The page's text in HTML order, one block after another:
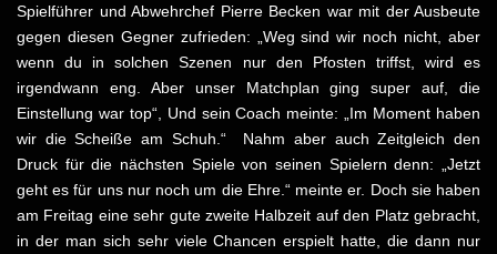
Spielführer und Abwehrchef Pierre Becken war mit der Ausbeute
gegen diesen Gegner zufrieden: „Weg sind wir noch nicht, aber
wenn du in solchen Szenen nur den Pfosten triffst, wird es
irgendwann eng. Aber unser Matchplan ging super auf, die
Einstellung war top“, Und sein Coach meinte: „Im Moment haben
wir die Scheiße am Schuh.“ Nahm aber auch Zeitgleich den
Druck für die nächsten Spiele von seinen Spielern denn: „Jetzt
geht es für uns nur noch um die Ehre.“ meinte er. Doch sie haben
am Freitag eine sehr gute zweite Halbzeit auf den Platz gebracht,
in der man sich sehr viele Chancen erspielt hatte, die dann nur